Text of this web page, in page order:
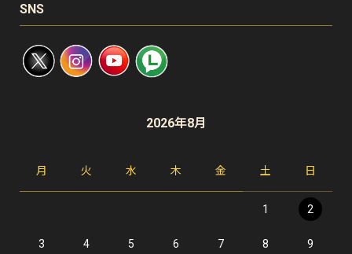
SNS
2026年8月
月 火 水 木 金 土 日
1 2
3 4 5 6 7 8 9